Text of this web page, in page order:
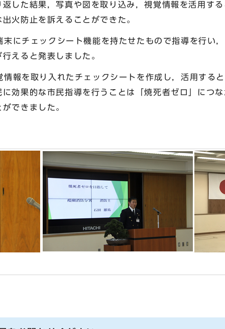
した結果，写真や図を取り込み，視覚情報を活用す
火防止を訴えることができた。
にチェックシート機能を持たせたもので指導を行い
えると発表しました。
報を取り入れたチェックシートを作成し，活用する
効果的な市民指導を行うことは「焼死者ゼロ」につ
できました。